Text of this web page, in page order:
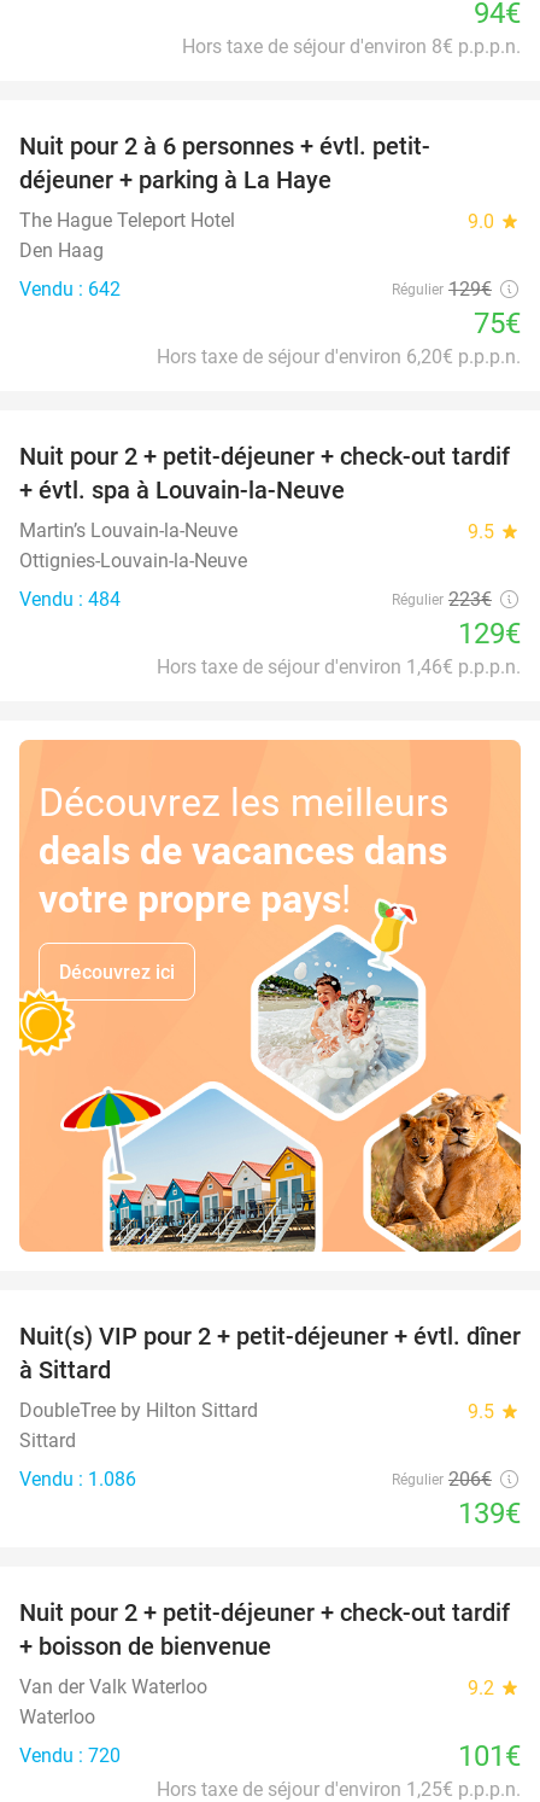
94€
Hors taxe de séjour d'environ 8€ p.p.p.n.
Nuit pour 2 à 6 personnes + évtl. petit-
déjeuner + parking à La Haye
The Hague Teleport Hotel 9.0 star
Den Haag
Vendu : 642
Régulier 129€
75€
Hors taxe de séjour d'environ 6,20€ p.p.p.n.
42%
Nuit pour 2 + petit-déjeuner + check-out tardif
+ évtl. spa à Louvain-la-Neuve
Martin’s Louvain-la-Neuve 9.5 star
Ottignies-Louvain-la-Neuve
Vendu : 484
Régulier 223€
129€
Hors taxe de séjour d'environ 1,46€ p.p.p.n.
Découvrez les meilleurs
deals de vacances dans
votre propre pays!
Découvrez ici
33%
Nuit(s) VIP pour 2 + petit-déjeuner + évtl. dîner
à Sittard
DoubleTree by Hilton Sittard 9.5 star
Sittard
Vendu : 1.086
Régulier 206€
139€
Nuit pour 2 + petit-déjeuner + check-out tardif
+ boisson de bienvenue
Van der Valk Waterloo 9.2 star
Waterloo
Vendu : 720
101€
Hors taxe de séjour d'environ 1,25€ p.p.p.n.